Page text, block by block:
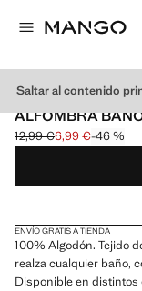
Saltar al contenido
500 GR/M2
ALFOMBRA
Precio inicial tachado
12,99 €
Precio actual [6,99 € ]
6,99 €-46 %
Selecciona un color
ENVÍO GRATIS A TIENDA
100% Algodón. Tejido
realza cualquier baño,
Disponible en